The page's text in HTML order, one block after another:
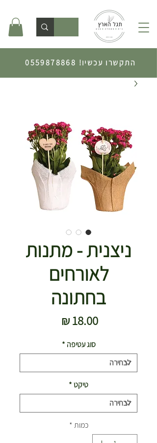
התקשרו עכשיו! 0559878868
ניצנית - מתנות
לאורחים
בחתונה
סוג עטיפה *
טיקט*
כמות *